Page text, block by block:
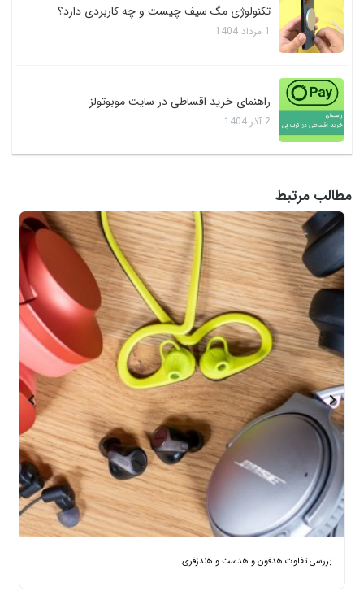
تکنولوژی مگ سیف چیست و چه کاربردی دارد؟
1 مرداد 1404
راهنمای خرید اقساطی در سایت موبوتولز
2 آذر 1404
مطالب مرتبط
بررسی تفاوت هدفون و هدست و هندزفری